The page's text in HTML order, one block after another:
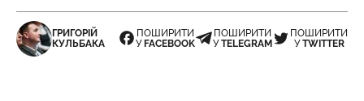
ГРИГОРІЙ
КУЛЬБАКА
ПОШИРИТИ
У FACEBOOK
ПОШИРИТИ
УTELEGRAM
ПОШИРИТИ
УTWITTER